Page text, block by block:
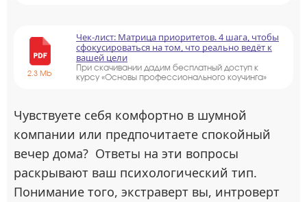
2.3 Mb
Чек-лист: Матрица приоритетов. 4 шага, чтобы
сфокусироваться на том, что реально ведёт к
вашей цели
При скачивании дадим бесплатный доступ к
курсу «Основы профессионального коучинга»
Чувствуете себя комфортно в шумной
компании или предпочитаете спокойный
вечер дома? Ответы на эти вопросы
раскрывают ваш психологический тип.
Понимание того, экстраверт вы, интроверт